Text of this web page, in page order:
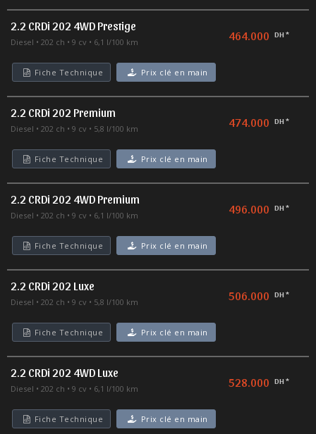
2.2 CRDi 202 4WD Prestige
Diesel 202 ch 9 cv 6,1 l/100 km 464.000 DH *
Fiche Technique Prix clé en main
2.2 CRDi 202 Premium
Diesel 202 ch 9 cv 5,8 l/100 km 474.000 DH *
Fiche Technique Prix clé en main
2.2 CRDi 202 4WD Premium
Diesel 202 ch 9 cv 6,1 l/100 km 496.000 DH *
Fiche Technique Prix clé en main
2.2 CRDi 202 Luxe
Diesel 202 ch 9 cv 5,8 l/100 km 506.000 DH *
Fiche Technique Prix clé en main
2.2 CRDi 202 4WD Luxe
Diesel 202 ch 9 cv 6,1 l/100 km 528.000 DH *
Fiche Technique Prix clé en main